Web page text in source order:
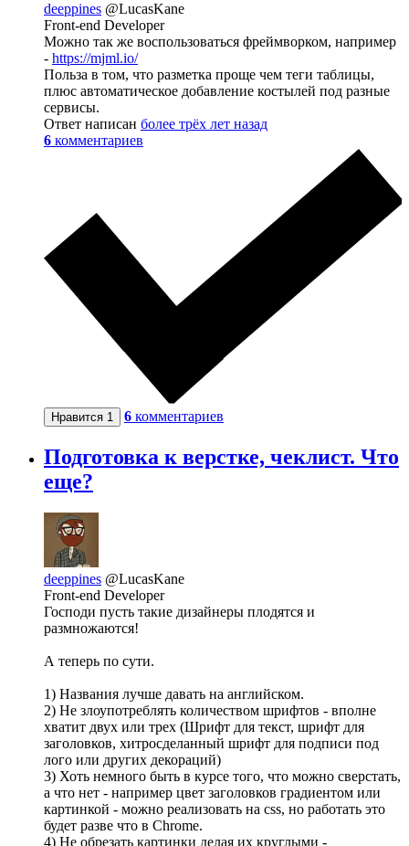
deeppines @LucasKane
Front-end Developer
Можно так же воспользоваться фреймворком, например
- https://mjml.io/
Польза в том, что разметка проще чем теги таблицы,
плюс автоматическое добавление костылей под разные
сервисы.
Ответ написан более трёх лет назад
6 комментариев
Нравится 1 6 комментариев
Подготовка к верстке, чеклист. Что
еще?
deeppines @LucasKane
Front-end Developer
Господи пусть такие дизайнеры плодятся и
размножаются!
А теперь по сути.
1) Названия лучше давать на английском.
2) Не злоупотреблять количеством шрифтов - вполне
хватит двух или трех (Шрифт для текст, шрифт для
заголовков, хитросделанный шрифт для подписи под
лого или других декораций)
3) Хоть немного быть в курсе того, что можно сверстать,
а что нет - например цвет заголовков градиентом или
картинкой - можно реализовать на css, но работать это
будет разве что в Chrome.
4) Не обрезать картинки делая их круглыми -